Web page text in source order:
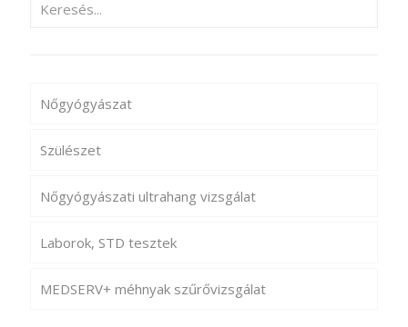
Nőgyógyászat
Szülészet
Nőgyógyászati ultrahang vizsgálat
Laborok, STD tesztek
MEDSERV+ méhnyak szűrővizsgálat